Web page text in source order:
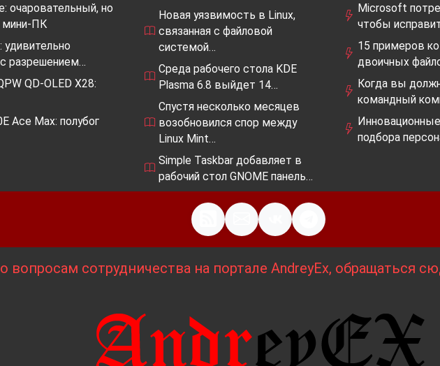
очаровательный, но
ПК
удивительно
разрешением…
QD-OLED X28:
Ace Max: полубог
Новая уязвимость в Linux,
связанная с файловой
системой…
Среда рабочего стола KDE
Plasma 6.8 выйдет 14…
Спустя несколько месяцев
возобновился спор между
Linux Mint…
Simple Taskbar добавляет в
рабочий стол GNOME панель…
Microsoft
чтобы
15 примеров
двоичных
Когда вы
командный
подбора
вопросам сотрудничества на портале AndreyEx, обращаться